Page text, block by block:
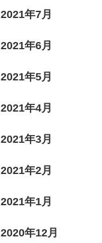
2021年7月
2021年6月
2021年5月
2021年4月
2021年3月
2021年2月
2021年1月
2020年12月